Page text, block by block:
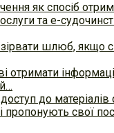
як спосіб
та е-
шлюб, якщо
отримати
до
пропонують свої